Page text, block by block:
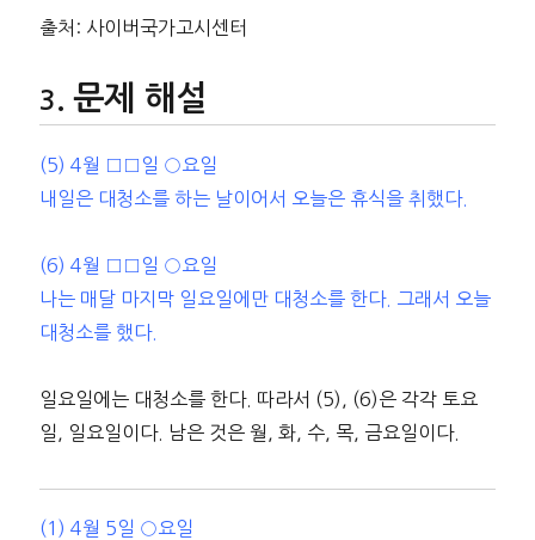
출처: 사이버국가고시센터
문제 해설
(5) 4월 □□일 ○요일
내일은 대청소를 하는 날이어서 오늘은 휴식을 취했다.
(6) 4월 □□일 ○요일
나는 매달 마지막 일요일에만 대청소를 한다. 그래서 오늘
대청소를 했다.
일요일에는 대청소를 한다. 따라서 (5), (6)은 각각 토요
일, 일요일이다. 남은 것은 월, 화, 수, 목, 금요일이다.
(1) 4월 5일 ○요일